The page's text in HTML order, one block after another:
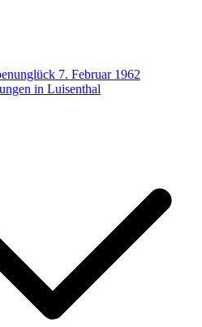
7. Februar 1962
in Luisenthal